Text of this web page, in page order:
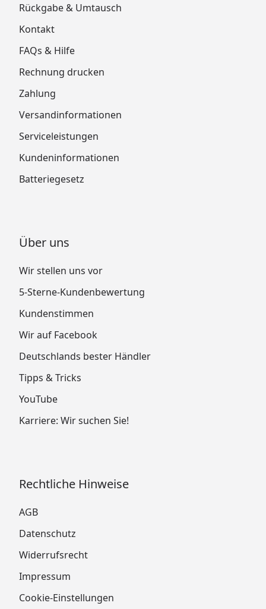
Rückgabe & Umtausch
Kontakt
FAQs & Hilfe
Rechnung drucken
Zahlung
Versandinformationen
Serviceleistungen
Kundeninformationen
Batteriegesetz
Über uns
Wir stellen uns vor
5-Sterne-Kundenbewertung
Kundenstimmen
Wir auf Facebook
Deutschlands bester Händler
Tipps & Tricks
YouTube
Karriere: Wir suchen Sie!
Rechtliche Hinweise
AGB
Datenschutz
Widerrufsrecht
Impressum
Cookie-Einstellungen